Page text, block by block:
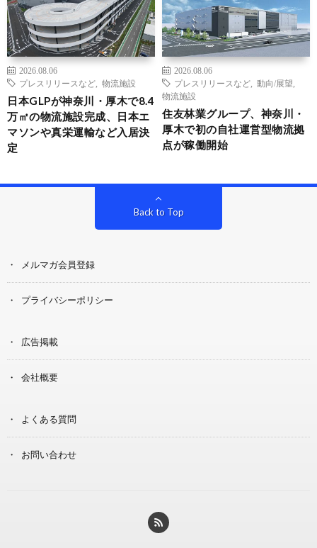
2026.08.06
プレスリリースなど
物流施設
日本GLPが神奈川・厚木で8.4
万㎡の物流施設完成、日本エ
マソンや真栄運輸など入居決
定
2026.08.06
プレスリリースなど
動向/展望
物流施設
住友林業グループ、神奈川・
厚木で初の自社運営型物流拠
点が稼働開始
Back to Top
メルマガ会員登録
プライバシーポリシー
広告掲載
会社概要
よくある質問
お問い合わせ